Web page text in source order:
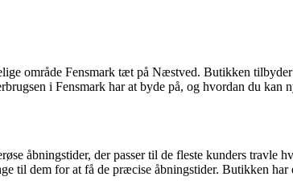
område Fensmark tæt på Næstved. Butikken
i Fensmark har at byde på, og hvordan du kan
åbningstider, der passer til de fleste kunders
til dem for at få de præcise åbningstider. Butikken